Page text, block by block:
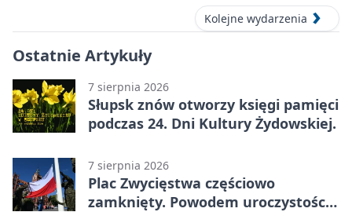
Kolejne wydarzenia
Ostatnie Artykuły
7 sierpnia 2026
Słupsk znów otworzy księgi pamięci
podczas 24. Dni Kultury Żydowskiej.
7 sierpnia 2026
Plac Zwycięstwa częściowo
zamknięty. Powodem uroczystości